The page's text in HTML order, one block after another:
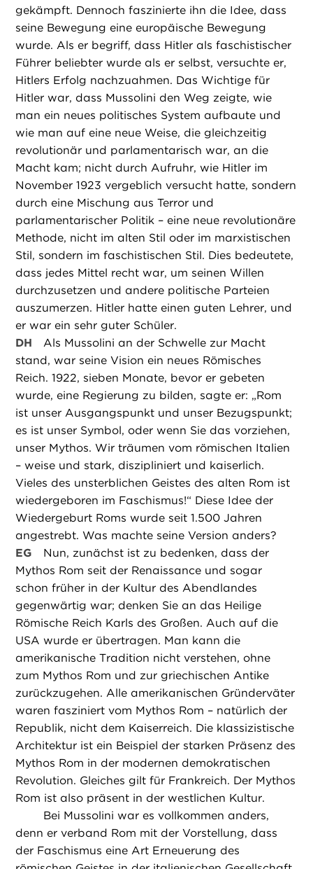
gekämpft. Dennoch faszinierte ihn die Idee, dass
seine Bewegung eine europäische Bewegung
wurde. Als er begriff, dass Hitler als faschistischer
Führer beliebter wurde als er selbst, versuchte er,
Hitlers Erfolg nachzuahmen. Das Wichtige für
Hitler war, dass Mussolini den Weg zeigte, wie
man ein neues politisches System aufbaute und
wie man auf eine neue Weise, die gleichzeitig
revolutionär und parlamentarisch war, an die
Macht kam; nicht durch Aufruhr, wie Hitler im
November 1923 vergeblich versucht hatte, sondern
durch eine Mischung aus Terror und
parlamentarischer Politik – eine neue revolutionäre
Methode, nicht im alten Stil oder im marxistischen
Stil, sondern im faschistischen Stil. Dies bedeutete,
dass jedes Mittel recht war, um seinen Willen
durchzusetzen und andere politische Parteien
auszumerzen. Hitler hatte einen guten Lehrer, und
er war ein sehr guter Schüler.
DH
Als Mussolini an der Schwelle zur Macht
stand, war seine Vision ein neues Römisches
Reich. 1922, sieben Monate, bevor er gebeten
wurde, eine Regierung zu bilden, sagte er: „Rom
ist unser Ausgangspunkt und unser Bezugspunkt;
es ist unser Symbol, oder wenn Sie das vorziehen,
unser Mythos. Wir träumen vom römischen Italien
– weise und stark, diszipliniert und kaiserlich.
Vieles des unsterblichen Geistes des alten Rom ist
wiedergeboren im Faschismus!“ Diese Idee der
Wiedergeburt Roms wurde seit 1.500 Jahren
angestrebt. Was machte seine Version anders?
EG
Nun, zunächst ist zu bedenken, dass der
Mythos Rom seit der Renaissance und sogar
schon früher in der Kultur des Abendlandes
gegenwärtig war; denken Sie an das Heilige
Römische Reich Karls des Großen. Auch auf die
USA wurde er übertragen. Man kann die
amerikanische Tradition nicht verstehen, ohne
zum Mythos Rom und zur griechischen Antike
zurückzugehen. Alle amerikanischen Gründerväter
waren fasziniert vom Mythos Rom – natürlich der
Republik, nicht dem Kaiserreich. Die klassizistische
Architektur ist ein Beispiel der starken Präsenz des
Mythos Rom in der modernen demokratischen
Revolution. Gleiches gilt für Frankreich. Der Mythos
Rom ist also präsent in der westlichen Kultur.
Bei Mussolini war es vollkommen anders,
denn er verband Rom mit der Vorstellung, dass
der Faschismus eine Art Erneuerung des